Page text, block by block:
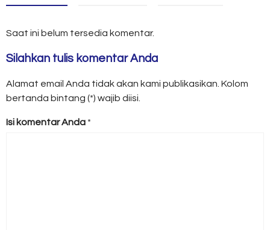
Saat ini belum tersedia komentar.
Silahkan tulis komentar Anda
Alamat email Anda tidak akan kami publikasikan. Kolom
bertanda bintang (*) wajib diisi.
Isi komentar Anda *